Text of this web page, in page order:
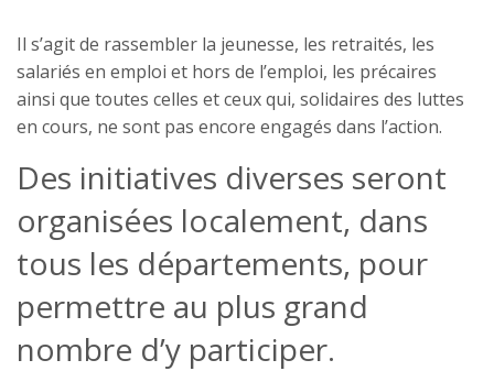
Il s’agit de rassembler la jeunesse, les retraités, les
salariés en emploi et hors de l’emploi, les précaires
ainsi que toutes celles et ceux qui, solidaires des luttes
en cours, ne sont pas encore engagés dans l’action.
Des initiatives diverses seront
organisées localement, dans
tous les départements, pour
permettre au plus grand
nombre d’y participer.